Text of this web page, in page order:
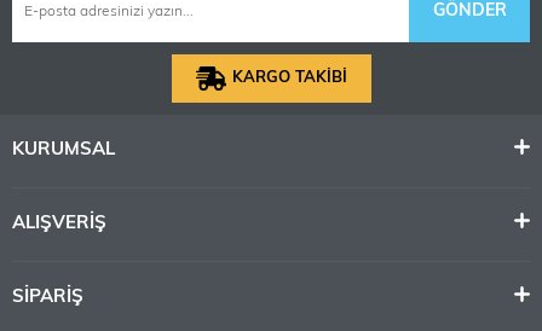
GÖNDER
KARGO TAKİBİ
KURUMSAL
ALIŞVERİŞ
SİPARİŞ